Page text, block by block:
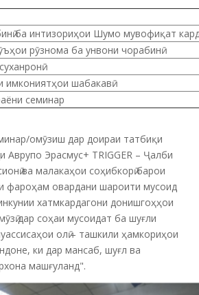
ба интизориҳои Шумо мувофиқат
рӯзнома ба унвони чорабинӣ
шабакавӣ
семинар
омӯзиш дар доираи татбиқи
Эрасмус+ TRIGGER – Ҷалби
ва малакаҳои соҳибкорӣ барои
фароҳам овардани шароити мусоид
хатмкардагони донишгоҳҳои
дар соҳаи мусоидат ба шуғли
олӣ – ташкили ҳамкориҳои
ки дар мансаб, шуғл ва
машғуланд".